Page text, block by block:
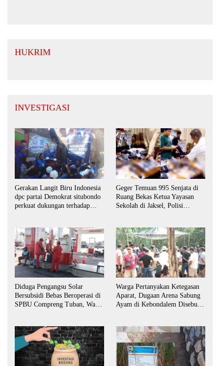
HUKRIM
INVESTIGASI
Gerakan Langit Biru Indonesia
dpc partai Demokrat situbondo
perkuat dukungan terhadap
Geger Temuan 995 Senjata di
Ruang Bekas Ketua Yayasan
Sekolah di Jaksel, Polisi
Diduga Pengangsu Solar
Bersubsidi Bebas Beroperasi di
SPBU Compreng Tuban, Warga
Warga Pertanyakan Ketegasan
Aparat, Dugaan Arena Sabung
Ayam di Kebondalem Disebut